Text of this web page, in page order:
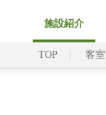
施設紹介
TOP 客室